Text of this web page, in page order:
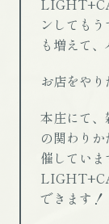
ンしても
も増えて
お店をやり
本庄にて
の関わり
催してい
できます！